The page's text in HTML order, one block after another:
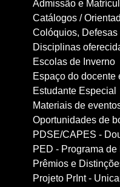
Admissão e
Catálogos /
Colóquios,
Disciplinas
Escolas de Inverno
Espaço do docente
Estudante Especial
Materiais de
Oportunidades de
PDSE/CAPES -
PED - Programa
Prêmios e
Projeto PrInt -